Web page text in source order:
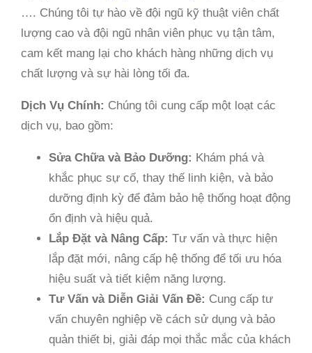
…. Chúng tôi tự hào về đội ngũ kỹ thuật viên chất
lượng cao và đội ngũ nhân viên phục vụ tận tâm,
cam kết mang lại cho khách hàng những dịch vụ
chất lượng và sự hài lòng tối đa.
Dịch Vụ Chính: Chúng tôi cung cấp một loạt các
dịch vụ, bao gồm:
Sửa Chữa và Bảo Dưỡng: Khám phá và
khắc phục sự cố, thay thế linh kiện, và bảo
dưỡng định kỳ để đảm bảo hệ thống hoạt động
ổn định và hiệu quả.
Lắp Đặt và Nâng Cấp: Tư vấn và thực hiện
lắp đặt mới, nâng cấp hệ thống để tối ưu hóa
hiệu suất và tiết kiệm năng lượng.
Tư Vấn và Diễn Giải Vấn Đề: Cung cấp tư
vấn chuyên nghiệp về cách sử dụng và bảo
quản thiết bị, giải đáp mọi thắc mắc của khách